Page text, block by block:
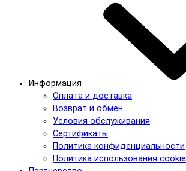
Информация
Оплата и доставка
Возврат и обмен
Условия обслуживания
Сертификаты
Политика конфиденциальности
Политика использования cookie